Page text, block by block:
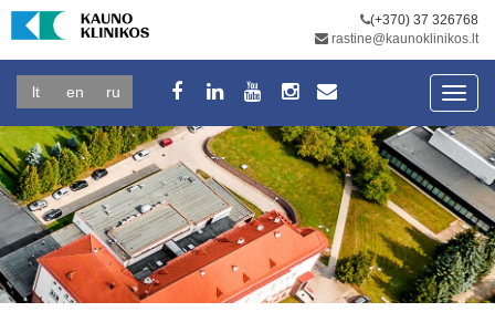
(+370) 37 326768
rastine@kaunoklinikos.lt
lt en ru